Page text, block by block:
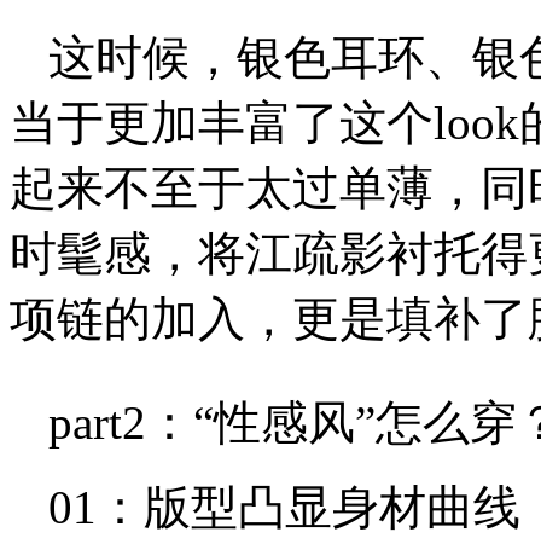
这时候，银色耳环、银
当于更加丰富了这个
起来不至于太过单薄，
时髦感，将江疏影衬托
项链的加入，更是填补
part2：“性感风”怎么穿
01：版型凸显身材曲线